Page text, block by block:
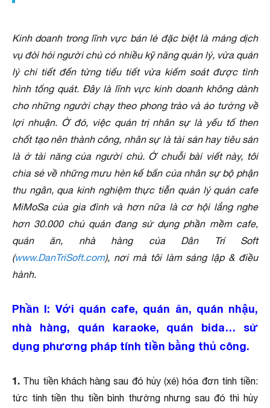
Kinh doanh trong lĩnh vực bán lẻ đặc biệt là mảng dịch
vụ đòi hỏi người chủ có nhiều kỹ năng quản lý, vừa quản
lý chi tiết đến từng tiểu tiết vừa kiểm soát được tình
hình tổng quát. Đây là lĩnh vực kinh doanh không dành
cho những người chạy theo phong trào và ảo tưởng về
lợi nhuận. Ở đó, việc quản trị nhân sự là yếu tố then
chốt tạo nên thành công, nhân sự là tài sản hay tiêu sản
là ở tài năng của người chủ. Ở chuỗi bài viết này, tôi
chia sẻ về những mưu hèn kế bẩn của nhân sự bộ phận
thu ngân, qua kinh nghiệm thực tiễn quản lý quán cafe
MiMoSa của gia đình và hơn nữa là cơ hội lắng nghe
hơn 30.000 chủ quán đang sử dụng phần mềm cafe,
quán ăn, nhà hàng của Dân Trí Soft
(www.DanTriSoft.com), nơi mà tôi làm sáng lập & điều
hành.
Phần I: Với quán cafe, quán ăn, quán nhậu,
nhà hàng, quán karaoke, quán bida… sử
dụng phương pháp tính tiền bằng thủ công.
1. Thu tiền khách hàng sau đó hủy (xé) hóa đơn tính tiền:
tức tính tiền thu tiền bình thường nhưng sau đó thì hủy